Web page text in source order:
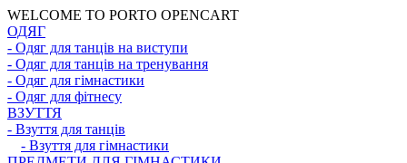
WELCOME TO PORTO OPENCART
ОДЯГ
- Одяг для танців на виступи
- Одяг для танців на тренування
- Одяг для гімнастики
- Одяг для фітнесу
ВЗУТТЯ
- Взуття для танців
- Взуття для гімнастики